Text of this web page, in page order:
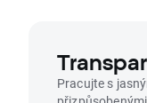
Pracujte s